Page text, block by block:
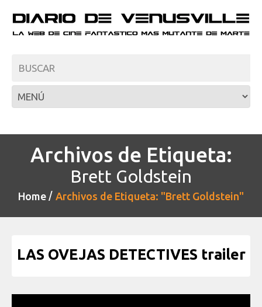
Archivos de Etiqueta:
Brett Goldstein
Home Archivos de Etiqueta: "Brett Goldstein"
LAS OVEJAS DETECTIVES trailer